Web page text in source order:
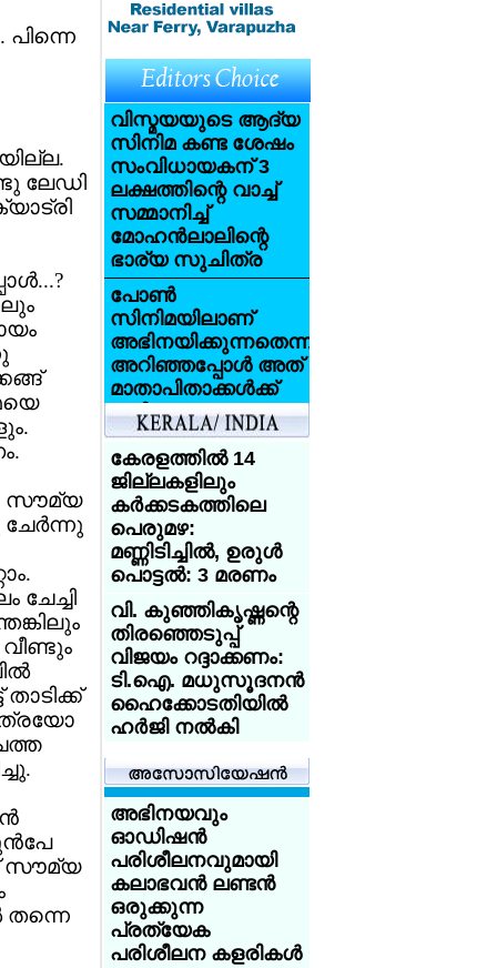
ലേഡി
സൗമ്യ
ചേര്‍ന്നു
സൗമ്യ
തന്നെ
വിസ്മയയുടെ ആദ്യ
സിനിമ കണ്ട ശേഷം
സംവിധായകന് 3
ലക്ഷത്തിന്റെ വാച്ച്
സമ്മാനിച്ച്
മോഹന്‍ലാലിന്റെ
ഭാര്യ സുചിത്ര
പോണ്‍
സിനിമയിലാണ്
അഭിനയിക്കുന്നതെന്ന്
അറിഞ്ഞപ്പോള്‍ അത്
മാതാപിതാക്കള്‍ക്ക്
വലിയ
ആഘാതമായി:
സണ്ണി ലിയോണ്‍
ആസിഡ്
ആക്രമണത്തെ
അതിജീവിച്ച
ഇന്ത്യക്കാരിക്ക്
യുകെ
യൂണിവേഴ്‌സിറ്റിയുടെ
സ്‌കോളര്‍ഷിപ്പ്
യുകെയില്‍
പഠിക്കുകയാണോ?
18 വയസ്സായോ?
ട്രെയിന്‍ ടിക്കറ്റ് 50
ശതമാനം
ഡിസ്‌കൗണ്ട്:
സേവര്‍ റെയില്‍
കാര്‍ഡ് നല്‍കാന്‍
യുകെ
അയര്‍ലന്‍ഡിനായി
ചെസില്‍ തിളങ്ങി
മലയാളി
സഹോദരങ്ങള്‍;
കേരളത്തില്‍ 14
ജില്ലകളിലും
കര്‍ക്കടകത്തിലെ
പെരുമഴ:
മണ്ണിടിച്ചില്‍, ഉരുള്‍
പൊട്ടല്‍: 3 മരണം
വി. കുഞ്ഞികൃഷ്ണന്റെ
തിരഞ്ഞെടുപ്പ്
വിജയം റദ്ദാക്കണം:
ടി.ഐ. മധുസൂദനന്‍
ഹൈക്കോടതിയില്‍
ഹര്‍ജി നല്‍കി
ശക്തമായ കാറ്റും
മഴയും:
കേരളത്തിലെ 3
ജില്ലകളില്‍
സ്‌കൂളുകള്‍ക്ക്
നാളെ (31/ വെള്ളി)
അവധി
കോക്ക്‌റോച്ച് ജനതാ
പാര്‍ട്ടി' നേതാവ്
അഭിനയവും
ഓഡിഷന്‍
പരിശീലനവുമായി
കലാഭവന്‍ ലണ്ടന്‍
ഒരുക്കുന്ന
പ്രത്യേക
പരിശീലന കളരികള്‍